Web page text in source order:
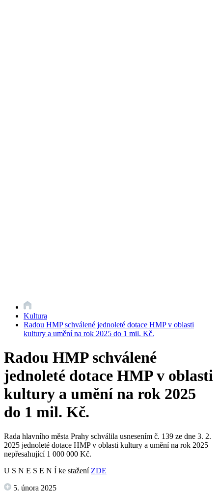
Kultura
Radou HMP schválené jednoleté dotace HMP v oblasti
kultury a umění na rok 2025 do 1 mil. Kč.
Radou HMP schválené
jednoleté dotace HMP v oblasti
kultury a umění na rok 2025
do 1 mil. Kč.
Rada hlavního města Prahy schválila usnesením č. 139 ze dne 3. 2.
2025 jednoleté dotace HMP v oblasti kultury a umění na rok 2025
nepřesahující 1 000 000 Kč.
U S N E S E N Í ke stažení ZDE
5. února 2025